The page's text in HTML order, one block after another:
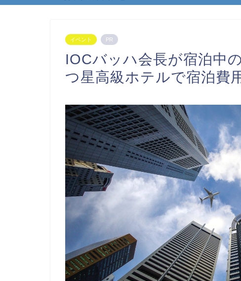
イベント PR
IOCバッハ会長が宿泊中
つ星高級ホテルで宿泊費